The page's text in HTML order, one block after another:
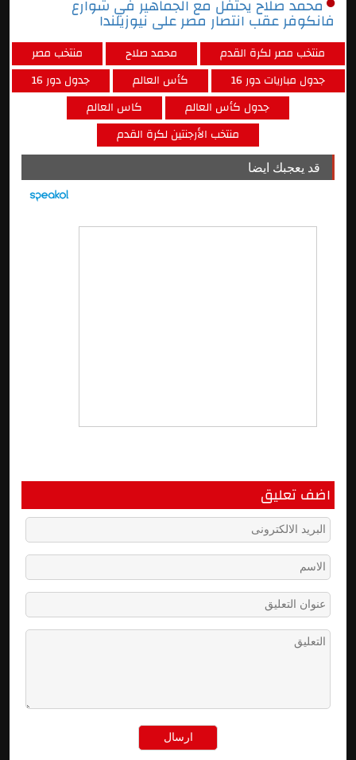
محمد صلاح يحتفل مع الجماهير في شوارع
فانكوفر عقب انتصار مصر على نيوزيلندا
منتخب مصر محمد صلاح
منتخب مصر لكرة القدم
جدول دور 16
كأس العالم
جدول مباريات دور 16
كاس العالم
جدول كأس العالم
منتخب الأرجنتين لكرة القدم
قد يعجبك ايضا
اضف تعليق